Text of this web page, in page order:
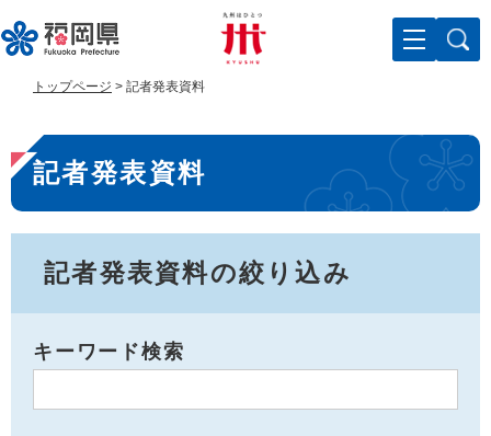
ー
ジ
で
す
ニ
ュ
ば
し
トップページ > 記者発表資料
本
文
記者発表資料
記者発表資料の絞り込み
キーワード検索